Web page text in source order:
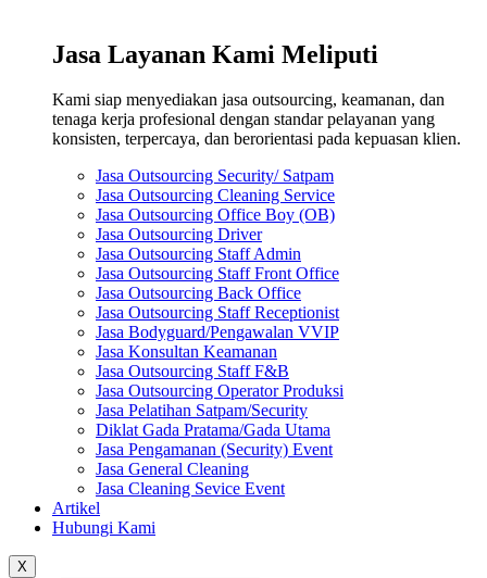
Jasa Layanan Kami Meliputi
Kami siap menyediakan jasa outsourcing, keamanan, dan
tenaga kerja profesional dengan standar pelayanan yang
konsisten, terpercaya, dan berorientasi pada kepuasan klien.
Jasa Outsourcing Security/ Satpam
Jasa Outsourcing Cleaning Service
Jasa Outsourcing Office Boy (OB)
Jasa Outsourcing Driver
Jasa Outsourcing Staff Admin
Jasa Outsourcing Staff Front Office
Jasa Outsourcing Back Office
Jasa Outsourcing Staff Receptionist
Jasa Bodyguard/Pengawalan VVIP
Jasa Konsultan Keamanan
Jasa Outsourcing Staff F&B
Jasa Outsourcing Operator Produksi
Jasa Pelatihan Satpam/Security
Diklat Gada Pratama/Gada Utama
Jasa Pengamanan (Security) Event
Jasa General Cleaning
Jasa Cleaning Sevice Event
Artikel
Hubungi Kami
X